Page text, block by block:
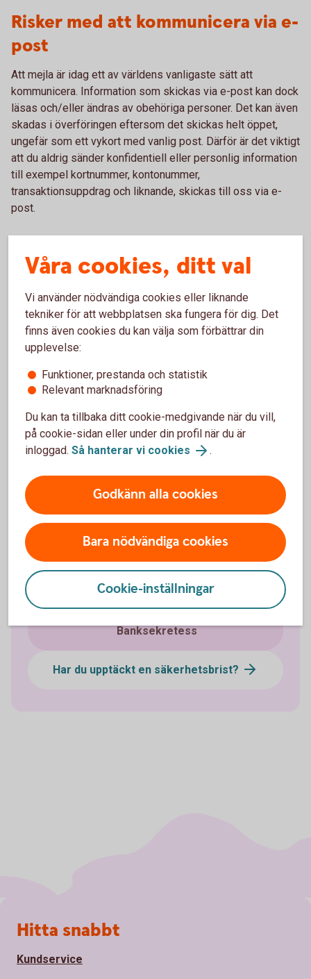
Risker med att kommunicera via e-
post
Att mejla är idag ett av världens vanligaste sätt att
kommunicera. Information som skickas via e-post kan dock
läsas och/eller ändras av obehöriga personer. Det kan även
skadas i överföringen eftersom det skickas helt öppet,
ungefär som ett vykort med vanlig post. Därför är det viktigt
att du aldrig sänder konfidentiell eller personlig information
till exempel kortnummer, kontonummer,
transaktionsuppdrag och liknande, skickas till oss via e-
post.
Risker med att kommunicera via e-post
Bedrägeri och säkerhet
Bedrägerier
Anmäl bedrägeri
Påverka din digitala säkerhet
Identifiera dig
Spärrhjälp
Använd våra tjänster säkert
Banksekretess
Har du upptäckt en säkerhetsbrist?
Våra cookies, ditt val
Vi använder nödvändiga cookies eller liknande
tekniker för att webbplatsen ska fungera för dig. Det
finns även cookies du kan välja som förbättrar din
upplevelse:
Funktioner, prestanda och statistik
Relevant marknadsföring
Du kan ta tillbaka ditt cookie-medgivande när du vill,
på cookie-sidan eller under din profil när du är
inloggad. Så hanterar vi cookies .
Godkänn alla cookies
Bara nödvändiga cookies
Cookie-inställningar
Sidfot
Hitta snabbt
Kundservice